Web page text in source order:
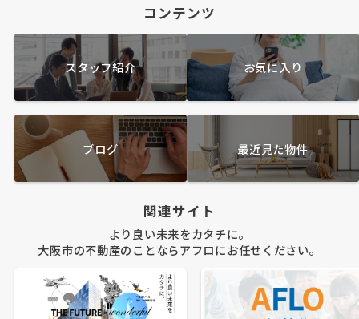
コンテンツ
スタッフ紹介 お気に入り
ブログ 最近見た物件
関連サイト
より良い未来をカタチに。
大阪市の不動産のことならアフロにお任せください。